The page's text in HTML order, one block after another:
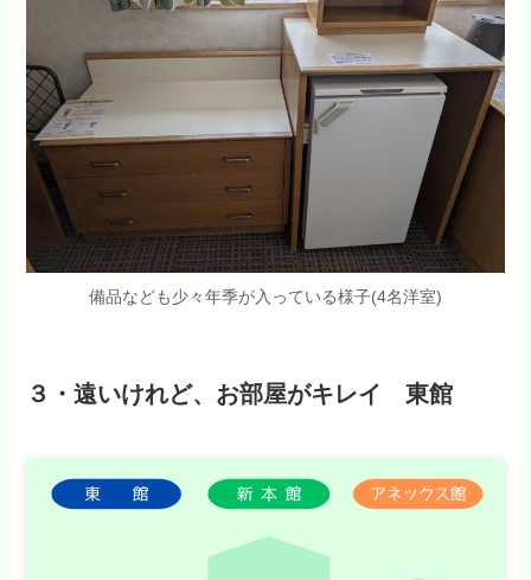
備品なども少々年季が入っている様子(4名洋室)
３・遠いけれど、お部屋がキレイ 東館